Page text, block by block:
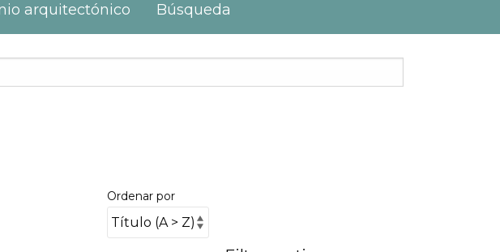
arquitectónico Búsqueda
Ordenar por